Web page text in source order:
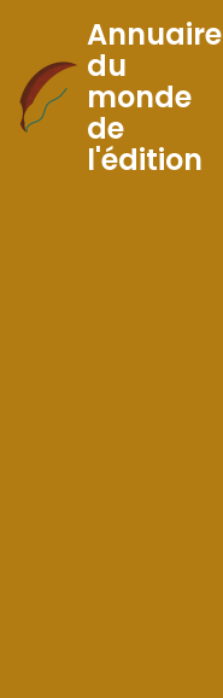
Skip
to
Content
Annuaire
du
monde
de
l'édition